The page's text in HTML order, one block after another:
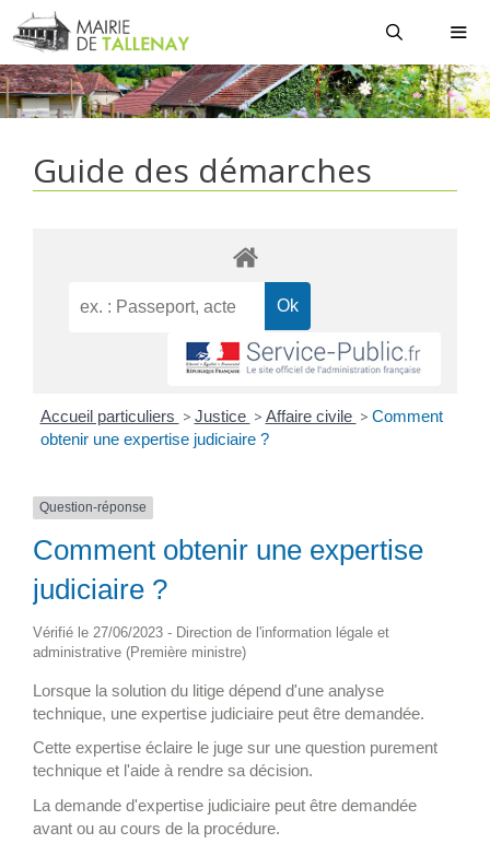
Aller
au
contenu
Guide des démarches
Accueil particuliers > Justice > Affaire civile > Comment
obtenir une expertise judiciaire ?
Question-réponse
Comment obtenir une expertise
judiciaire ?
Vérifié le 27/06/2023 - Direction de l'information légale et
administrative (Première ministre)
Lorsque la solution du litige dépend d'une analyse
technique, une expertise judiciaire peut être demandée.
Cette expertise éclaire le juge sur une question purement
technique et l'aide à rendre sa décision.
La demande d'expertise judiciaire peut être demandée
avant ou au cours de la procédure.